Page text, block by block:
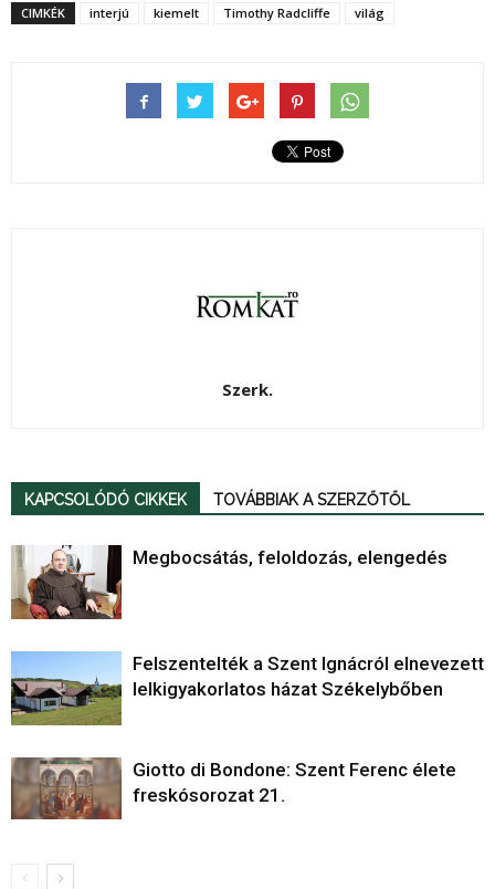
CIMKÉK interjú kiemelt Timothy Radcliffe világ
Szerk.
KAPCSOLÓDÓ CIKKEK TOVÁBBIAK A SZERZŐTŐL
Megbocsátás, feloldozás, elengedés
Felszentelték a Szent Ignácról elnevezett
lelkigyakorlatos házat Székelybőben
Giotto di Bondone: Szent Ferenc élete
freskósorozat 21.